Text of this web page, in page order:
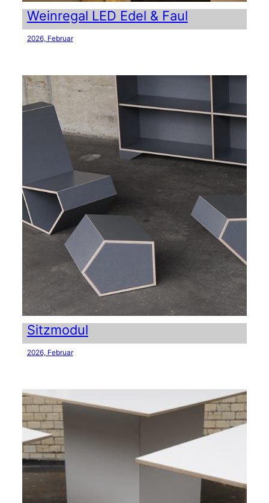
Weinregal LED Edel & Faul
2026, Februar
Sitzmodul
2026, Februar